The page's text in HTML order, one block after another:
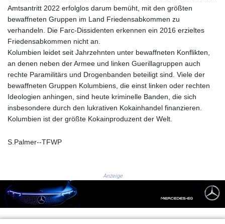
JPY 158.375042
KES 128.597147
KGS 87.450232
4053.492944
KMF 426.999755
KRW
1423.539829
KWD 0.30966
KYD 0.833171
KZT 468.495939
LKR 335.825291
LRD 180.459725
LSL 16.307022
Amtsantritt 2022 erfolglos darum bemüht, mit den größten
bewaffneten Gruppen im Land Friedensabkommen zu
verhandeln. Die Farc-Dissidenten erkennen ein 2016 erzieltes
Friedensabkommen nicht an.
Kolumbien leidet seit Jahrzehnten unter bewaffneten Konflikten,
an denen neben der Armee und linken Guerillagruppen auch
rechte Paramilitärs und Drogenbanden beteiligt sind. Viele der
bewaffneten Gruppen Kolumbiens, die einst linken oder rechten
Ideologien anhingen, sind heute kriminelle Banden, die sich
insbesondere durch den lukrativen Kokainhandel finanzieren.
Kolumbien ist der größte Kokainproduzent der Welt.
S.Palmer--TFWP
Anzeige